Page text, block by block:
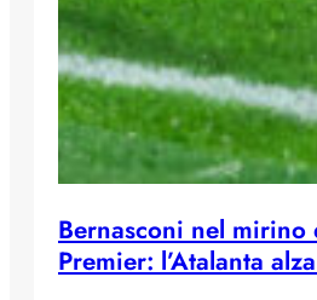
Bernasconi nel mirino
Premier: l’Atalanta